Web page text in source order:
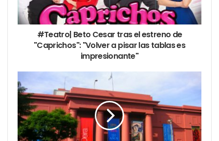
#Teatro| Beto Cesar tras el estreno de
"Caprichos": "Volver a pisar las tablas es
impresionante"